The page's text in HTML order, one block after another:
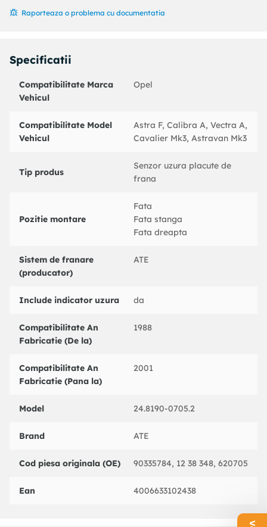
Numar bucati necesare : 2
Partea de montare : punte fata
: 620705
OPEL : 1238348
OPEL : 90335784
BENDIX : 581337B
BREMBO : A00260
DELPHI : LZ0113
FERODO : FWI209
JURID : 581337J
NK : 280024
PAGID : P8006
QUINTON HAZELL : BP5015
TEXTAR : 98012600
TEXTAR : 96990012601
Raporteaza o problema cu documentatia
Specificatii
Compatibilitate Marca
Vehicul
Opel
Compatibilitate Model
Vehicul
Astra F, Calibra A, Vectra A,
Cavalier Mk3, Astravan Mk3
Tip produs
Senzor uzura placute de
frana
Pozitie montare
Fata
Fata stanga
Fata dreapta
Sistem de franare
(producator)
ATE
Include indicator uzura da
Compatibilitate An
Fabricatie (De la)
1988
Compatibilitate An
Fabricatie (Pana la)
2001
Model 24.8190-0705.2
Brand ATE
Cod piesa originala (OE) 90335784, 12 38 348, 620705
Ean 4006633102438